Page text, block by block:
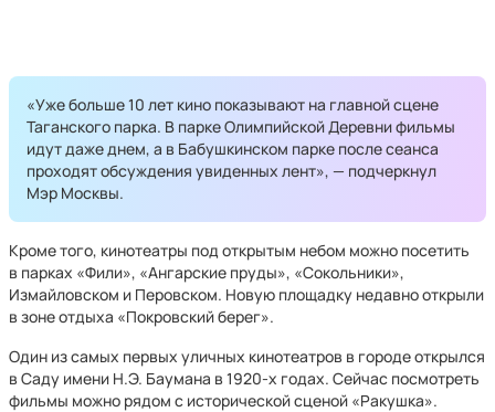
«Уже больше 10 лет кино показывают на главной сцене
Таганского парка. В парке Олимпийской Деревни фильмы
идут даже днем, а в Бабушкинском парке после сеанса
проходят обсуждения увиденных лент», — подчеркнул
Мэр Москвы.
Кроме того, кинотеатры под открытым небом можно посетить
в парках «Фили», «Ангарские пруды», «Сокольники»,
Измайловском и Перовском. Новую площадку недавно открыли
в зоне отдыха «Покровский берег».
Один из самых первых уличных кинотеатров в городе открылся
в Саду имени Н.Э. Баумана в 1920-х годах. Сейчас посмотреть
фильмы можно рядом с исторической сценой «Ракушка».